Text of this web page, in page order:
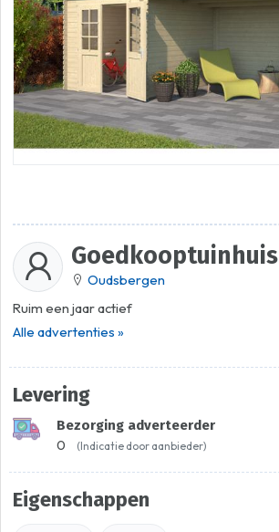
Goedkooptuinhuis
Oudsbergen
Ruim een jaar actief
Alle advertenties »
Levering
Bezorging adverteerder
0 (Indicatie door aanbieder)
Eigenschappen